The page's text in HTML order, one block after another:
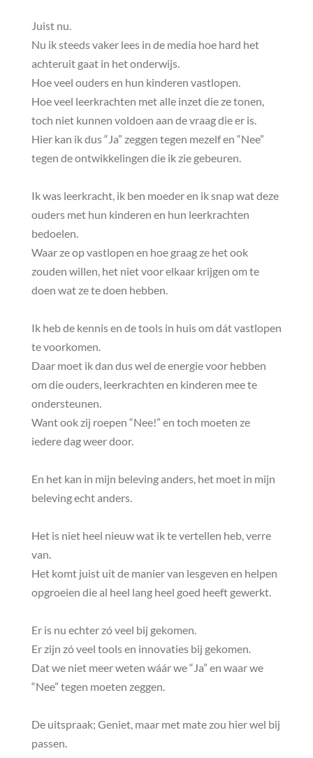
Juist nu.
Nu ik steeds vaker lees in de media hoe hard het
achteruit gaat in het onderwijs.
Hoe veel ouders en hun kinderen vastlopen.
Hoe veel leerkrachten met alle inzet die ze tonen,
toch niet kunnen voldoen aan de vraag die er is.
Hier kan ik dus “Ja” zeggen tegen mezelf en “Nee”
tegen de ontwikkelingen die ik zie gebeuren.
Ik was leerkracht, ik ben moeder en ik snap wat deze
ouders met hun kinderen en hun leerkrachten
bedoelen.
Waar ze op vastlopen en hoe graag ze het ook
zouden willen, het niet voor elkaar krijgen om te
doen wat ze te doen hebben.
Ik heb de kennis en de tools in huis om dát vastlopen
te voorkomen.
Daar moet ik dan dus wel de energie voor hebben
om die ouders, leerkrachten en kinderen mee te
ondersteunen.
Want ook zij roepen “Nee!” en toch moeten ze
iedere dag weer door.
En het kan in mijn beleving anders, het moet in mijn
beleving echt anders.
Het is niet heel nieuw wat ik te vertellen heb, verre
van.
Het komt juist uit de manier van lesgeven en helpen
opgroeien die al heel lang heel goed heeft gewerkt.
Er is nu echter zó veel bij gekomen.
Er zijn zó veel tools en innovaties bij gekomen.
Dat we niet meer weten wáár we “Ja” en waar we
“Nee” tegen moeten zeggen.
De uitspraak; Geniet, maar met mate zou hier wel bij
passen.